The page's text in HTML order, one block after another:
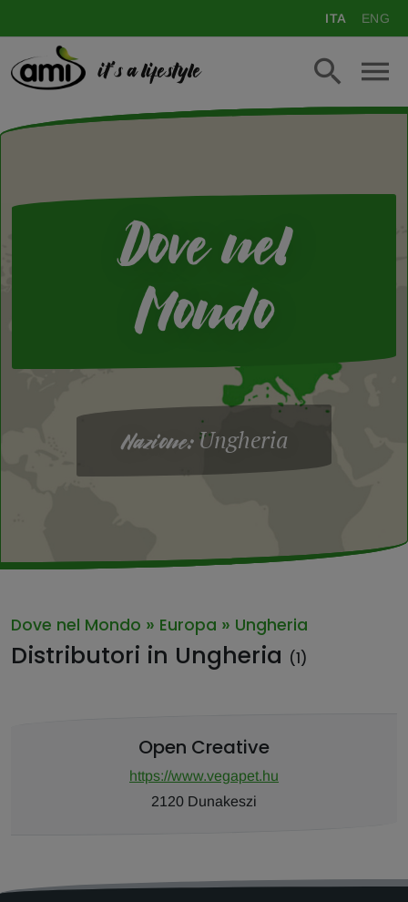
ITA ENG
it's a lifestyle
Dove nel
Mondo
Nazione: Ungheria
Dove nel Mondo » Europa » Ungheria
Distributori in Ungheria (1)
Open Creative
https://www.vegapet.hu
2120 Dunakeszi